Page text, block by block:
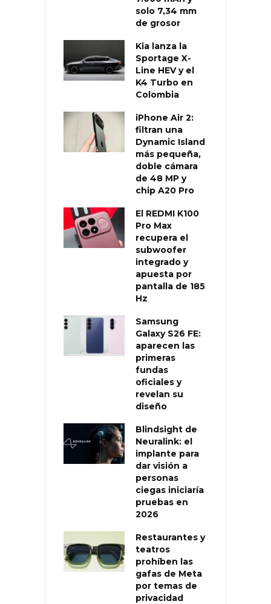
solo 7,34 mm
de grosor
Kia lanza la
Sportage X-
Line HEV y el
K4 Turbo en
Colombia
iPhone Air 2:
filtran una
Dynamic Island
más pequeña,
doble cámara
de 48 MP y
chip A20 Pro
El REDMI K100
Pro Max
recupera el
subwoofer
integrado y
apuesta por
pantalla de 185
Hz
Samsung
Galaxy S26 FE:
aparecen las
primeras
fundas
oficiales y
revelan su
diseño
Blindsight de
Neuralink: el
implante para
dar visión a
personas
ciegas iniciaría
pruebas en
2026
Restaurantes y
teatros
prohíben las
gafas de Meta
por temas de
privacidad